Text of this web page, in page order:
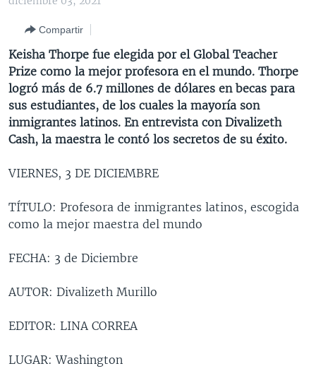
principal
Salte
búsqueda
VOA VERIFICA AMÉRICA LATINA
BOLIVIA
COLOMBIA
CHILE
PERÚ
ECUADOR
CENTROAMÉRICA
COSTA RICA
EL SALVADOR
GUATEMALA
HONDURAS
OTRAS SECCIONES
INMIGRACIÓN
LIBERTAD DE PRENSA
MUNDO
TECNOLOGÍA
CIENCIA Y SALUD
ESPECIALES DE LA VOA
LIBERTAD DE PRENSA
UCRANIA
FOTOGRAFÍA
EL MUNDO AL DÍA
VISIÓN 360
LAS CLAVES
RADIO
AUDIONOTICIAS
BUENOS DÍAS AMÉRICA
FORO [RADIO]
DOCUMENTALES DE LA VOA
Compartir
Keisha Thorpe fue elegida por el Global Teacher
Prize como la mejor profesora en el mundo. Thorpe
logró más de 6.7 millones de dólares en becas para
sus estudiantes, de los cuales la mayoría son
inmigrantes latinos. En entrevista con Divalizeth
Cash, la maestra le contó los secretos de su éxito.
VIERNES, 3 DE DICIEMBRE
TÍTULO: Profesora de inmigrantes latinos, escogida
como la mejor maestra del mundo
FECHA: 3 de Diciembre
AUTOR: Divalizeth Murillo
EDITOR: LINA CORREA
LUGAR: Washington